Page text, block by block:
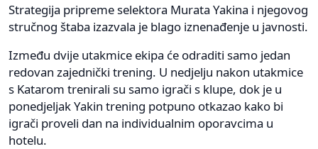
Strategija pripreme selektora Murata Yakina i njegovog
stručnog štaba izazvala je blago iznenađenje u javnosti.
Između dvije utakmice ekipa će odraditi samo jedan
redovan zajednički trening. U nedjelju nakon utakmice
s Katarom trenirali su samo igrači s klupe, dok je u
ponedjeljak Yakin trening potpuno otkazao kako bi
igrači proveli dan na individualnim oporavcima u
hotelu.